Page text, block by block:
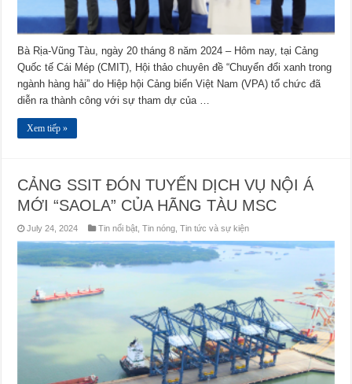
Bà Rịa-Vũng Tàu, ngày 20 tháng 8 năm 2024 – Hôm nay, tại Cảng
Quốc tế Cái Mép (CMIT), Hội thảo chuyên đề “Chuyển đổi xanh trong
ngành hàng hải” do Hiệp hội Cảng biển Việt Nam (VPA) tổ chức đã
diễn ra thành công với sự tham dự của …
Xem tiếp »
CẢNG SSIT ĐÓN TUYẾN DỊCH VỤ NỘI Á
MỚI “SAOLA” CỦA HÃNG TÀU MSC
July 24, 2024 Tin nổi bật ,Tin nóng ,Tin tức và sự kiện